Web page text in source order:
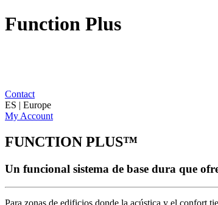
Function Plus
Contact
ES | Europe
My Account
FUNCTION PLUS™
Un funcional sistema de base dura que